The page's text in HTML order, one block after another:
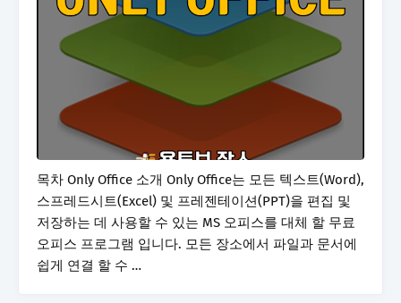
목차 Only Office 소개 Only Office는 모든 텍스트(Word),
스프레드시트(Excel) 및 프레젠테이션(PPT)을 편집 및
저장하는 데 사용할 수 있는 MS 오피스를 대체 할 무료
오피스 프로그램 입니다. 모든 장소에서 파일과 문서에
쉽게 연결 할 수 …